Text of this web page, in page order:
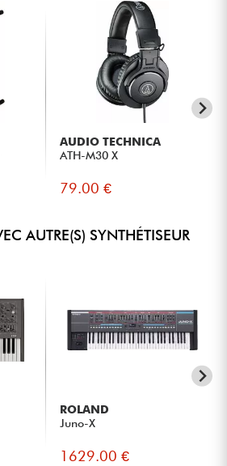
AUDIO TECHNICA
ATH-M30 X
79.00 €
AUTRE(S) SYNTHÉTISEUR
ROLAND
Juno-X
1629.00 €